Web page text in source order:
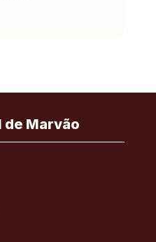
de Marvão